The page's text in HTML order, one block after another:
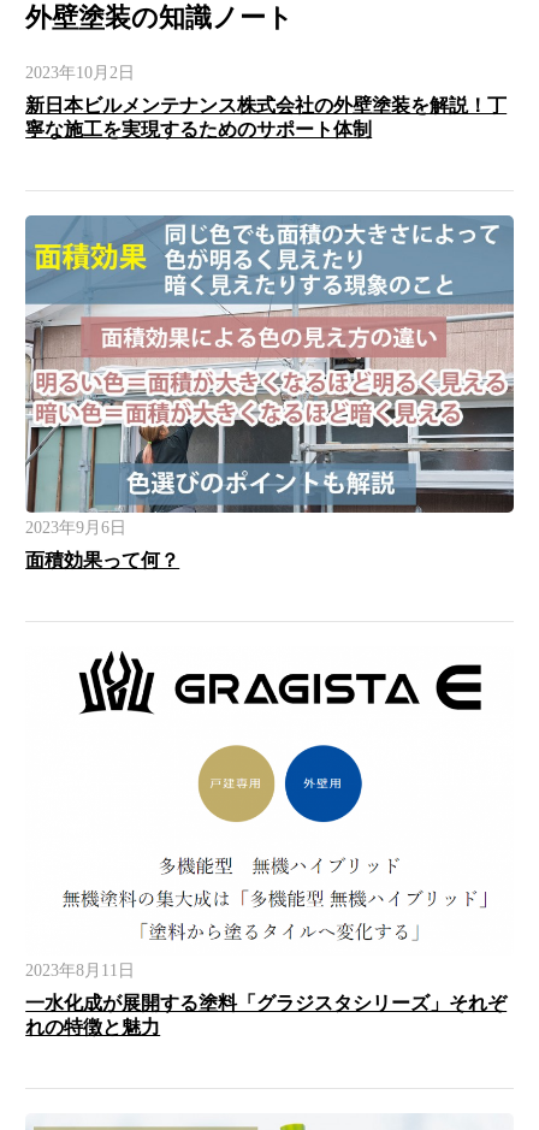
外壁塗装の知識ノート
2023年10月2日
新日本ビルメンテナンス株式会社の外壁塗装を解説！丁
寧な施工を実現するためのサポート体制
2023年9月6日
面積効果って何？
2023年8月11日
一水化成が展開する塗料「グラジスタシリーズ」それぞ
れの特徴と魅力